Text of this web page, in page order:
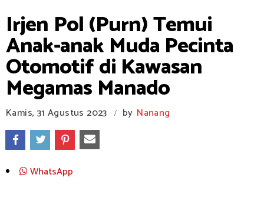
Irjen Pol (Purn) Temui
Anak-anak Muda Pecinta
Otomotif di Kawasan
Megamas Manado
Kamis, 31 Agustus 2023 / by Nanang
WhatsApp